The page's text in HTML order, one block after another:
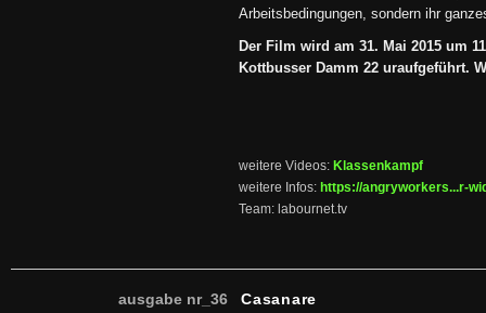
Arbeitsbedingungen, sondern ihr
Der Film wird am 31. Mai 2015 um
Kottbusser Damm 22 uraufgeführt.
weitere Videos: Klassenkampf
weitere Infos: https://angryworkers...r-
Team: labournet.tv
ausgabe nr_36 Casanare